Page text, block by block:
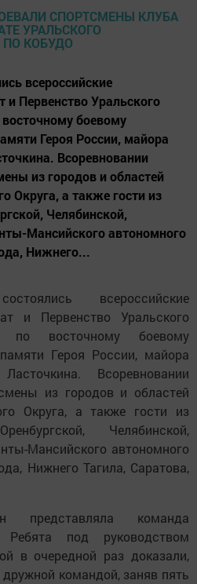
всероссийские
и Первенство Уральского
боевому
Героя России, майора
Всоревновании
из городов и областей
Округа, а также гости из
Челябинской,
Мансийского автономного
Нижнего...
всероссийские
и Первенство Уральского
по восточному боевому
Героя России, майора
Всоревновании
из городов и областей
Округа, а также гости из
Челябинской,
Мансийского автономного
Нижнего Тагила, Саратова,
представляла команда
Ребята под руководством
в очередной раз доказали,
командой, заняв пять